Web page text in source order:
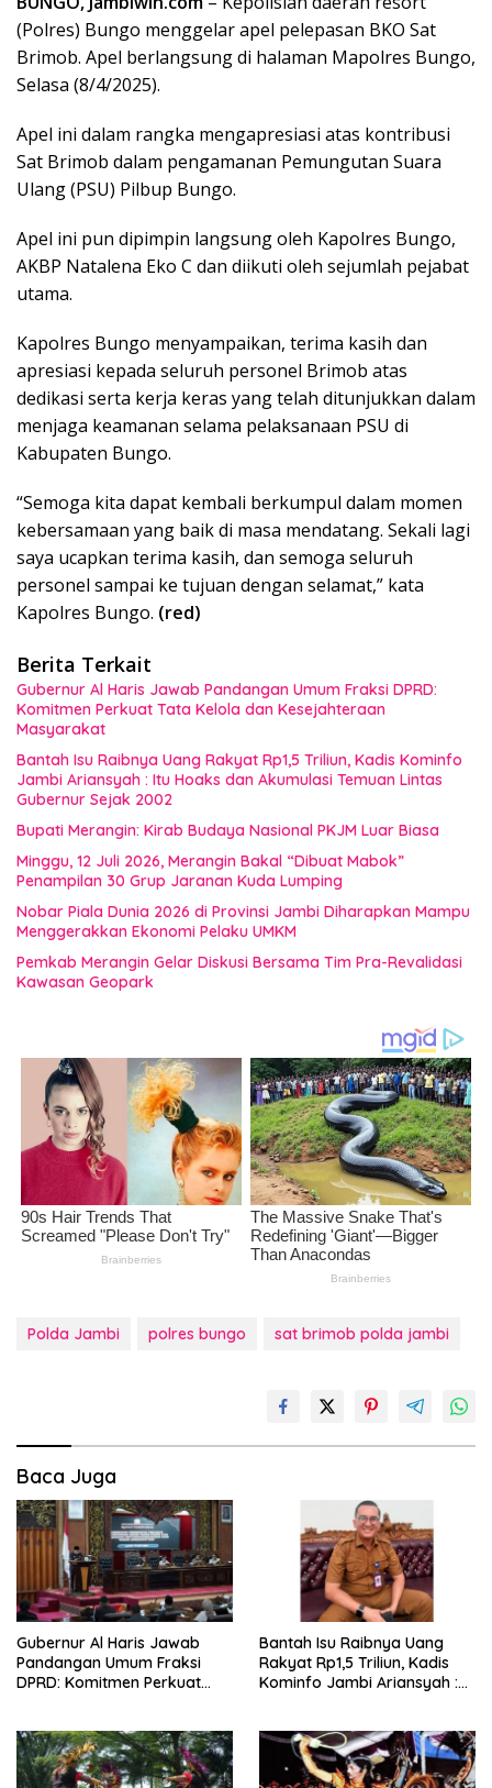
(Polres) Bungo menggelar apel pelepasan BKO Sat
Brimob. Apel berlangsung di halaman Mapolres Bungo,
Selasa (8/4/2025).
Apel ini dalam rangka mengapresiasi atas kontribusi
Sat Brimob dalam pengamanan Pemungutan Suara
Ulang (PSU) Pilbup Bungo.
Apel ini pun dipimpin langsung oleh Kapolres Bungo,
AKBP Natalena Eko C dan diikuti oleh sejumlah pejabat
utama.
Kapolres Bungo menyampaikan, terima kasih dan
apresiasi kepada seluruh personel Brimob atas
dedikasi serta kerja keras yang telah ditunjukkan dalam
menjaga keamanan selama pelaksanaan PSU di
Kabupaten Bungo.
“Semoga kita dapat kembali berkumpul dalam momen
kebersamaan yang baik di masa mendatang. Sekali lagi
saya ucapkan terima kasih, dan semoga seluruh
personel sampai ke tujuan dengan selamat,” kata
Kapolres Bungo. (red)
Berita Terkait
Gubernur Al Haris Jawab Pandangan Umum Fraksi DPRD:
Komitmen Perkuat Tata Kelola dan Kesejahteraan
Masyarakat
Bantah Isu Raibnya Uang Rakyat Rp1,5 Triliun, Kadis Kominfo
Jambi Ariansyah : Itu Hoaks dan Akumulasi Temuan Lintas
Gubernur Sejak 2002
Bupati Merangin: Kirab Budaya Nasional PKJM Luar Biasa
Minggu, 12 Juli 2026, Merangin Bakal “Dibuat Mabok”
Penampilan 30 Grup Jaranan Kuda Lumping
Nobar Piala Dunia 2026 di Provinsi Jambi Diharapkan Mampu
Menggerakkan Ekonomi Pelaku UMKM
Pemkab Merangin Gelar Diskusi Bersama Tim Pra-Revalidasi
Kawasan Geopark
Polda Jambi polres bungo sat brimob polda jambi
Baca Juga
Gubernur Al Haris Jawab
Pandangan Umum Fraksi
DPRD: Komitmen Perkuat
Bantah Isu Raibnya Uang
Rakyat Rp1,5 Triliun, Kadis
Kominfo Jambi Ariansyah :
Sejak 2002